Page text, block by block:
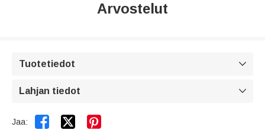
Arvostelut
Tuotetiedot 
Lahjan tiedot 
Jaa:  